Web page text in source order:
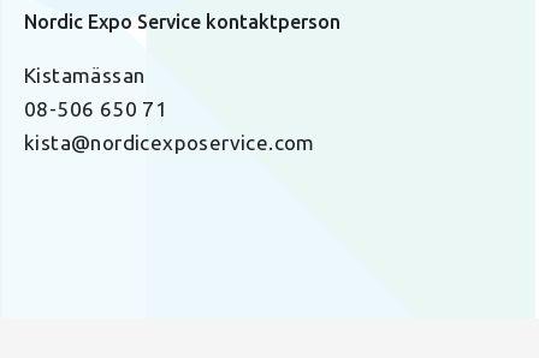
Nordic Expo Service kontaktperson
Kistamässan
08-506 650 71
kista@nordicexposervice.com